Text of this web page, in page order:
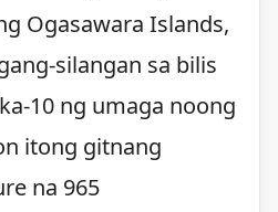
Ogasawara Islands,
silangan sa bilis
10 ng umaga noong
itong gitnang
na 965